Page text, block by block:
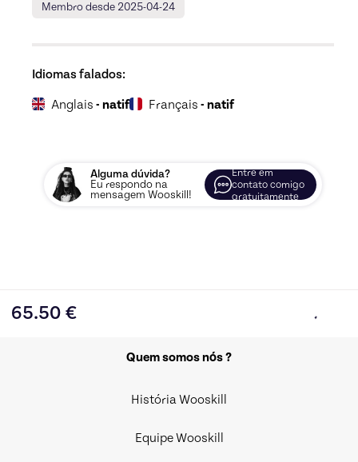
Membro desde 2025-04-24
Idiomas falados:
Anglais - natif Français - natif
Alguma dúvida?
Eu respondo na
mensagem Wooskill!
Entre em
contato comigo
gratuitamente
65.50 €
Quem somos nós ?
História Wooskill
Equipe Wooskill